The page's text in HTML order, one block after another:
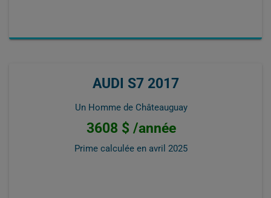
AUDI S7 2017
Un Homme de Châteauguay
3608 $ /année
Prime calculée en avril 2025